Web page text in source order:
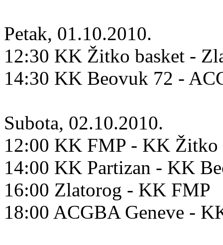
Petak, 01.10.2010.
12:30 KK Žitko basket -
14:30 KK Beovuk 72 -
Subota, 02.10.2010.
12:00 KK FMP - KK Žitko
14:00 KK Partizan - KK
16:00 Zlatorog - KK FMP
18:00 ACGBA Geneve -